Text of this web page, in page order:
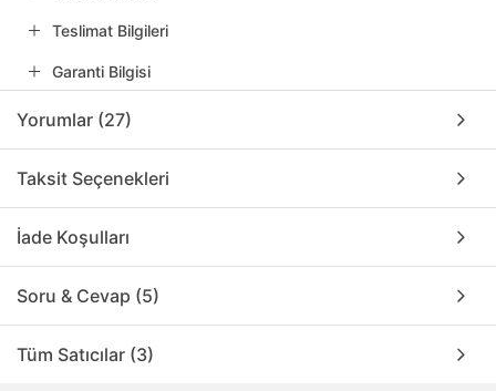
Teslimat Bilgileri
Garanti Bilgisi
Yorumlar (27)
Taksit Seçenekleri
İade Koşulları
Soru & Cevap (5)
Tüm Satıcılar (3)